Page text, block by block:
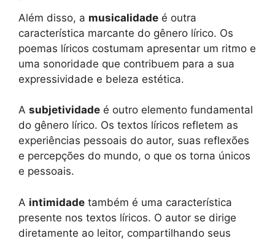
Além disso, a musicalidade é outra
característica marcante do gênero lírico. Os
poemas líricos costumam apresentar um ritmo e
uma sonoridade que contribuem para a sua
expressividade e beleza estética.
A subjetividade é outro elemento fundamental
do gênero lírico. Os textos líricos refletem as
experiências pessoais do autor, suas reflexões
e percepções do mundo, o que os torna únicos
e pessoais.
A intimidade também é uma característica
presente nos textos líricos. O autor se dirige
diretamente ao leitor, compartilhando seus